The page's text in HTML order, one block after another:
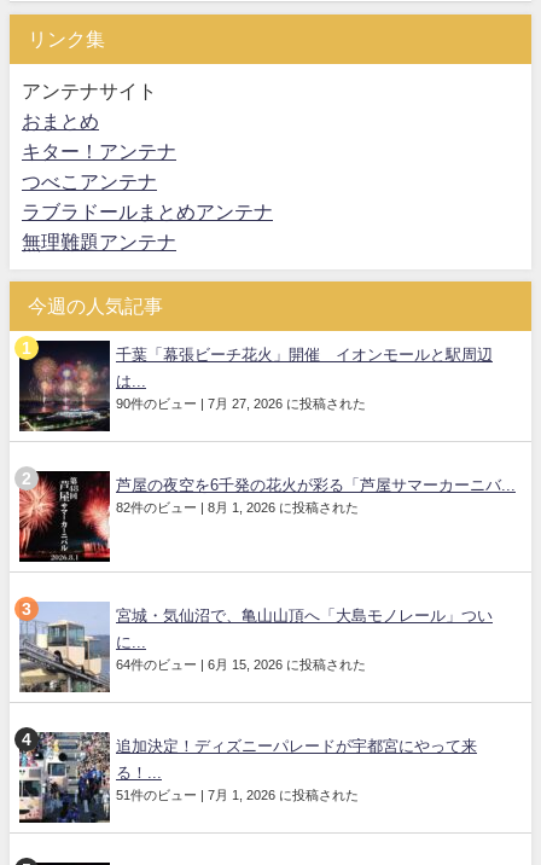
リンク集
アンテナサイト
おまとめ
キター！アンテナ
つべこアンテナ
ラブラドールまとめアンテナ
無理難題アンテナ
今週の人気記事
千葉「幕張ビーチ花火」開催 イオンモールと駅周辺
は...
90件のビュー | 7月 27, 2026 に投稿された
芦屋の夜空を6千発の花火が彩る「芦屋サマーカーニバ...
82件のビュー | 8月 1, 2026 に投稿された
宮城・気仙沼で、亀山山頂へ「大島モノレール」つい
に...
64件のビュー | 6月 15, 2026 に投稿された
追加決定！ディズニーパレードが宇都宮にやって来
る！...
51件のビュー | 7月 1, 2026 に投稿された